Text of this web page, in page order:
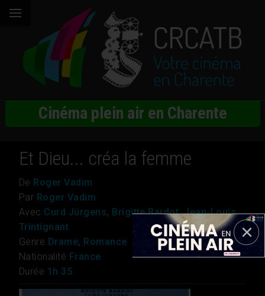
Cinéma plein air en Charente
Et Dieu... créa la femme
De Roger Vadim
Par Roger Vadim
Avec Curd Jürgens, Brigitte Bardot, Jean-Louis
Trintignant
Genre Drame, Romance
Nationalité France
Durée 1h 35